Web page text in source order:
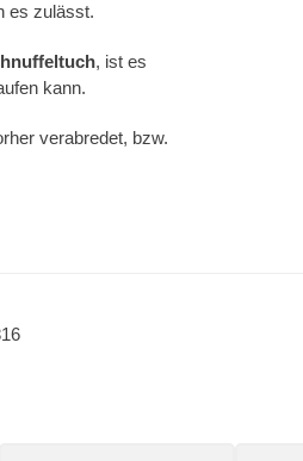
es zulässt.
, ist es
kann.
verabredet, bzw.